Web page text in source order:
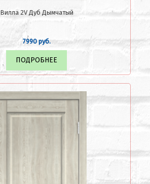
Вилла 2V Дуб Дымчатый
7990 руб.
ПОДРОБНЕЕ